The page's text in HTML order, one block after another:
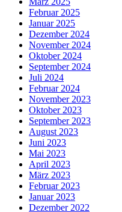
Februar 2025
Januar 2025
Dezember 2024
November 2024
Oktober 2024
September 2024
Juli 2024
Februar 2024
November 2023
Oktober 2023
September 2023
August 2023
Juni 2023
Mai 2023
April 2023
März 2023
Februar 2023
Januar 2023
Dezember 2022